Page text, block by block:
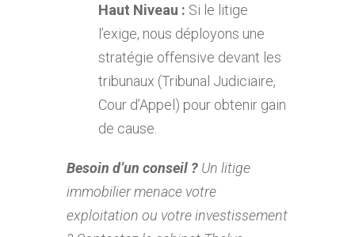
Haut Niveau : Si le litige
l’exige, nous déployons une
stratégie offensive devant les
tribunaux (Tribunal Judiciaire,
Cour d’Appel) pour obtenir gain
de cause.
Besoin d’un conseil ? Un litige
immobilier menace votre
exploitation ou votre investissement